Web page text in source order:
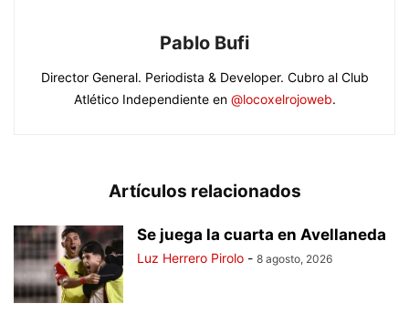
Pablo Bufi
Director General. Periodista & Developer. Cubro al Club
Atlético Independiente en @locoxelrojoweb.
Artículos relacionados
Se juega la cuarta en Avellaneda
Luz Herrero Pirolo - 8 agosto, 2026